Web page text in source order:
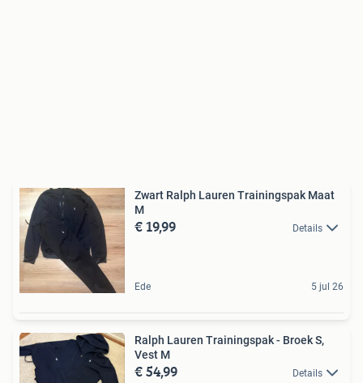
Zwart Ralph Lauren Trainingspak Maat
M
€ 19,99 Details
Ede 5 jul 26
Ralph Lauren Trainingspak - Broek S,
Vest M
€ 54,99 Details